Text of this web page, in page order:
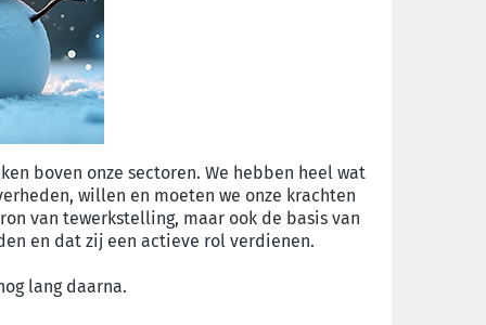
boven onze sectoren. We hebben heel wat
willen en moeten we onze krachten
van tewerkstelling, maar ook de basis van
en dat zij een actieve rol verdienen.
lang daarna.